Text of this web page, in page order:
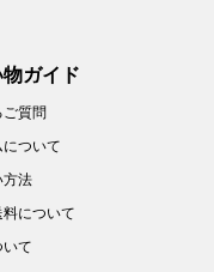
ガイド
ご質問
について
方法
について
て